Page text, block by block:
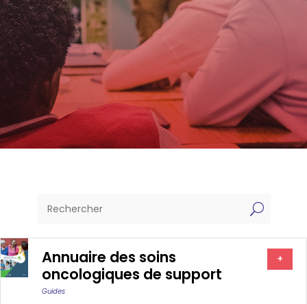
U
Annuaire des soins
oncologiques de support
Guides
+